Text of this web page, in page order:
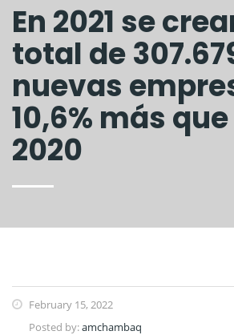
En 2021 se
total de
nuevas
10,6% más
2020
February 15, 2022
Posted by:amchambaq